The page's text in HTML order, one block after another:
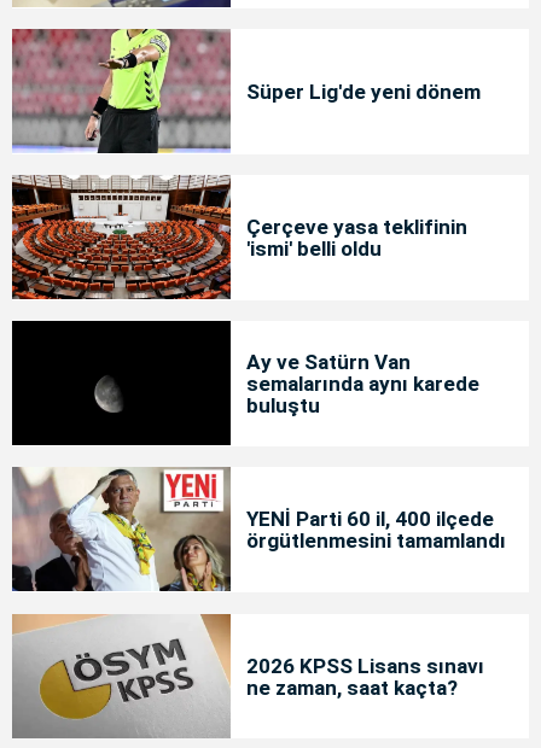
Süper Lig'de yeni dönem
Çerçeve yasa teklifinin
'ismi' belli oldu
Ay ve Satürn Van
semalarında aynı karede
buluştu
YENİ Parti 60 il, 400 ilçede
örgütlenmesini tamamlandı
2026 KPSS Lisans sınavı
ne zaman, saat kaçta?